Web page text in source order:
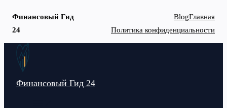
Финансовый Гид
24
BlogГлавная
Политика конфиденциальности
Перейти
Финансовый Гид 24